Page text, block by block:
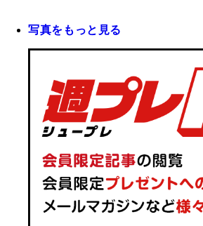
写真をもっと見る